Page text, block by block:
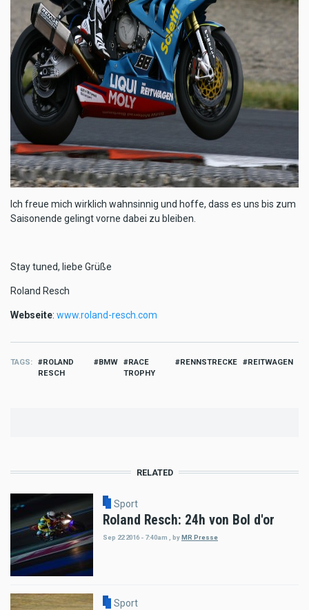
Ich freue mich wirklich wahnsinnig und hoffe, dass es uns bis zum
Saisonende gelingt vorne dabei zu bleiben.
Stay tuned, liebe Grüße
Roland Resch
Webseite: www.roland-resch.com
TAGS
ROLAND
RESCH
BMW
RACE
TROPHY
RENNSTRECKE REITWAGEN
RELATED
Sport
Roland Resch: 24h von Bol d'or
Sep 22 2016 - 7:40am byMR Presse
Sport